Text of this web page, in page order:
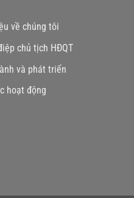
về chúng tôi
chủ tịch HĐQT
và phát triển
hoạt động